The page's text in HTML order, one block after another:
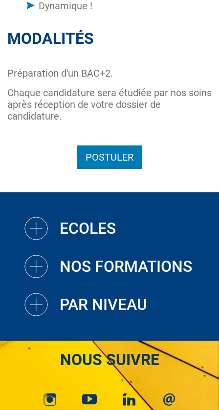
Dynamique !
MODALITÉS
Préparation d'un BAC+2.
Chaque candidature sera étudiée par nos soins
après réception de votre dossier de
candidature.
POSTULER
ECOLES
NOS FORMATIONS
PAR NIVEAU
NOUS SUIVRE